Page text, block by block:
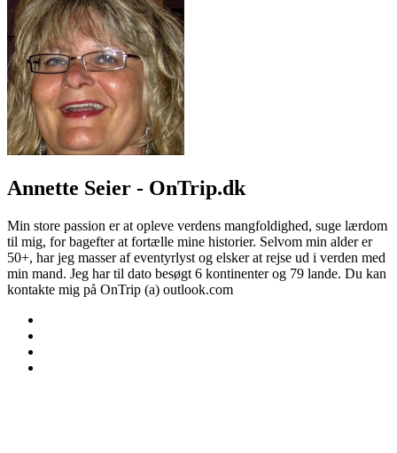
Annette Seier - OnTrip.dk
Min store passion er at opleve verdens mangfoldighed, suge lærdom
til mig, for bagefter at fortælle mine historier. Selvom min alder er
50+, har jeg masser af eventyrlyst og elsker at rejse ud i verden med
min mand. Jeg har til dato besøgt 6 kontinenter og 79 lande. Du kan
kontakte mig på OnTrip (a) outlook.com